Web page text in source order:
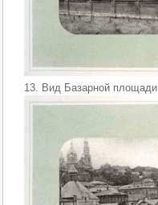
13. Вид Базарной площади